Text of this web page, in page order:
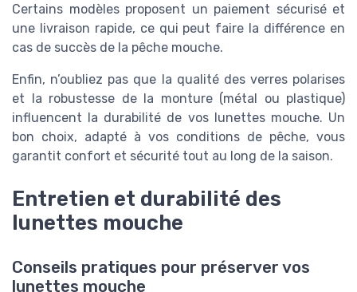
Certains modèles proposent un paiement sécurisé et
une livraison rapide, ce qui peut faire la différence en
cas de succès de la pêche mouche.
Enfin, n’oubliez pas que la qualité des verres polarises
et la robustesse de la monture (métal ou plastique)
influencent la durabilité de vos lunettes mouche. Un
bon choix, adapté à vos conditions de pêche, vous
garantit confort et sécurité tout au long de la saison.
Entretien et durabilité des
lunettes mouche
Conseils pratiques pour préserver vos
lunettes mouche